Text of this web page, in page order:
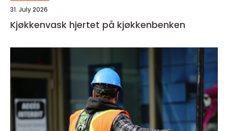
31. July 2026
Kjøkkenvask hjertet på kjøkkenbenken